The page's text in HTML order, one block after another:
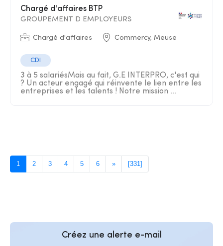
Chargé d'affaires BTP
GROUPEMENT D EMPLOYEURS
Chargé d'affaires Commercy, Meuse
CDI
3 à 5 salariésMais au fait, G.E INTERPRO, c'est qui
? Un acteur engagé qui réinvente le lien entre les
entreprises et les talents ! Notre mission ...
1 2 3 4 5 6 » [331]
Créez une alerte e-mail